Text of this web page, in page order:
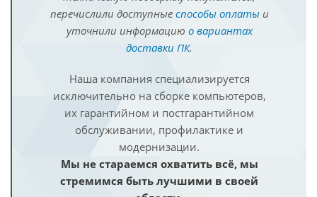
перечислили доступные способы оплатыи
уточнили информацию о вариантах
доставки ПК.
Наша компания специализируется
исключительно на сборке компьютеров,
их гарантийном и постгарантийном
обслуживании, профилактике и
модернизации.
Мы не стараемся охватить всё, мы
стремимся быть лучшими в своей